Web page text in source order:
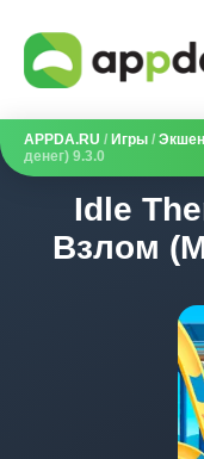
APPDA.RU / Игры / Экшен
денег) 9.3.0
Idle
Взлом